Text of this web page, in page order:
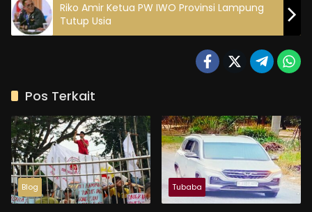
Riko Amir Ketua PW IWO Provinsi Lampung
Tutup Usia
Pos Terkait
Blog Tubaba